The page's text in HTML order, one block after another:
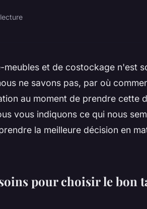
et de costockage n'est
ne savons pas, par où
au moment de prendre cette
vous indiquons ce qui nous
la meilleure décision en
pour choisir le bon